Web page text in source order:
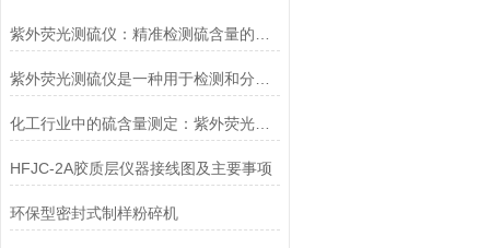
化工行业中的硫含量测定：紫外荧光测硫仪的重要性
HFJC-2A胶质层仪器接线图及主要事项
环保型密封式制样粉碎机